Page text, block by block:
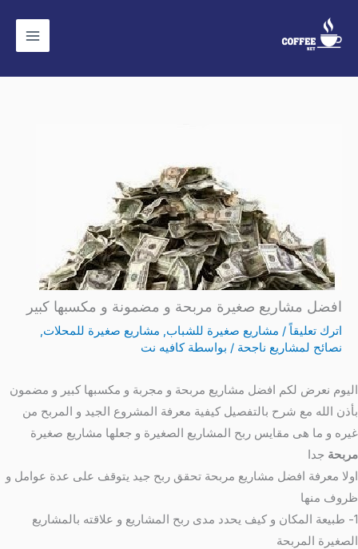
المحتوى
افضل مشاريع صغيرة مربحة و مضمونة و مكسبها كبير
اترك تعليقاً / مشاريع صغيرة للشباب, مشاريع صغيرة للمحلات,
نصائح لمشاريع ناجحة / بواسطة كافيه نت
اليوم نعرض لكم افضل مشاريع مربحة و مجربة و مكسبها كبير و مضمون
بأذن الله مع شرح بالتفصيل كيفية معرفة المشروع الجيد و المربح من
غيره و ما هى مقايس ربح المشاريع الصغيرة و جعلها مشاريع صغيرة
مربحة جدا
اولا معرفة افضل مشاريع مربحة تحقق ربح جيد يتوقف على عدة عوامل و
ظروف منها
1- طبيعة المكان و كيف يحدد مدى ربح المشاريع و علاقته بالمشاريع
الصغيرة المربحة